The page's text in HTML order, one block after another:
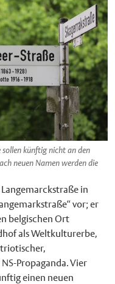
künftig nicht an den
neuen Namen werden die
in
vor; er
belgischen Ort
als Weltkulturerbe,
Propaganda. Vier
einen neuen